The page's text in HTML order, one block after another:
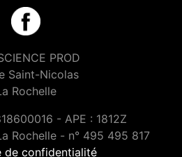
PROD
Saint-Nicolas
Rochelle
- APE : 1812Z
Rochelle - n° 495 495 817
de confidentialité